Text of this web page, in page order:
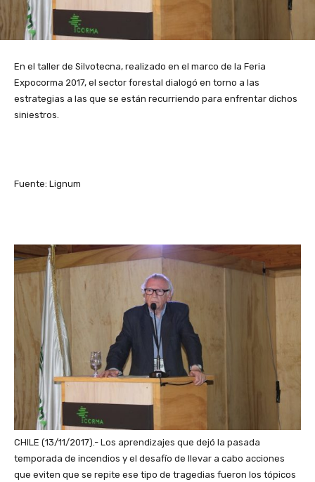
En el taller de Silvotecna, realizado en el marco de la Feria
Expocorma 2017, el sector forestal dialogó en torno a las
estrategias a las que se están recurriendo para enfrentar dichos
siniestros.
Fuente: Lignum
CHILE (13/11/2017).- Los aprendizajes que dejó la pasada
temporada de incendios y el desafío de llevar a cabo acciones
que eviten que se repite ese tipo de tragedias fueron los tópicos